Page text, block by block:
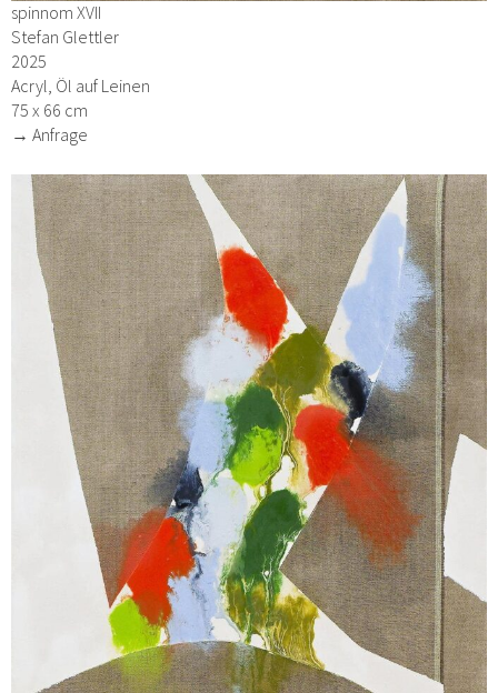
spinnom XVII
Stefan Glettler
2025
Acryl, Öl auf Leinen
75 x 66 cm
→ Anfrage